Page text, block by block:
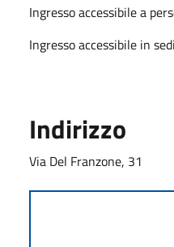
Ingresso accessibile a
Ingresso accessibile in
Indirizzo
Via Del Franzone, 31